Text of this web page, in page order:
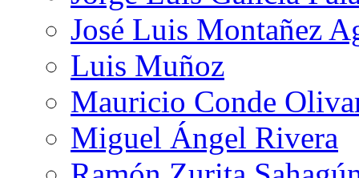
José Luis Montañez
Luis Muñoz
Mauricio Conde
Miguel Ángel Rivera